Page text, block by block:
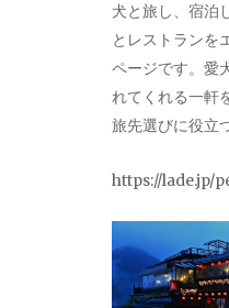
犬と旅し、宿泊
とレストランを
ページです。愛
れてくれる一軒
旅先選びに役立
https://lade.jp/